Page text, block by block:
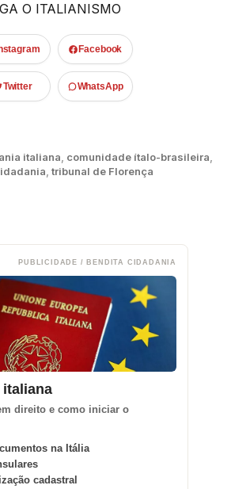
O ITALIANISMO
Facebook
Twitter WhatsApp
italiana comunidade ítalo-brasileira
tribunal de Florença
PUBLICIDADE / BENDITA CIDADANIA
italiana
direito e como iniciar o
na Itália
cadastral